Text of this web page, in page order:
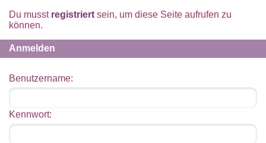
Du musst registriert sein, um diese Seite aufrufen zu
können.
Anmelden
Benutzername:
Kennwort: